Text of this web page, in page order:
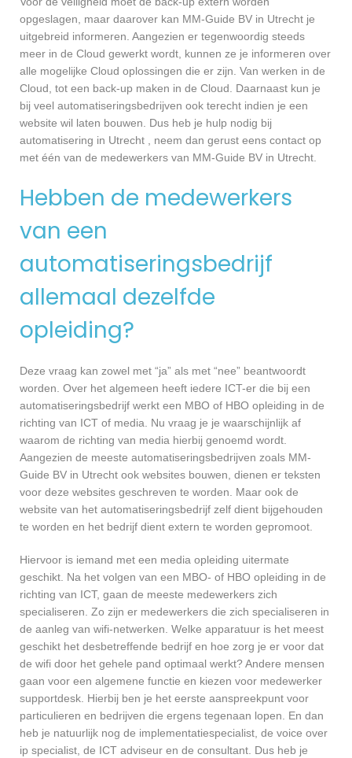
opgeslagen, maar daarover kan MM-Guide BV in Utrecht je
uitgebreid informeren. Aangezien er tegenwoordig steeds
meer in de Cloud gewerkt wordt, kunnen ze je informeren over
alle mogelijke Cloud oplossingen die er zijn. Van werken in de
Cloud, tot een back-up maken in de Cloud. Daarnaast kun je
bij veel automatiseringsbedrijven ook terecht indien je een
website wil laten bouwen. Dus heb je hulp nodig bij
automatisering in Utrecht , neem dan gerust eens contact op
met één van de medewerkers van MM-Guide BV in Utrecht.
Hebben de medewerkers
van een
automatiseringsbedrijf
allemaal dezelfde
opleiding?
Deze vraag kan zowel met “ja” als met “nee” beantwoordt
worden. Over het algemeen heeft iedere ICT-er die bij een
automatiseringsbedrijf werkt een MBO of HBO opleiding in de
richting van ICT of media. Nu vraag je je waarschijnlijk af
waarom de richting van media hierbij genoemd wordt.
Aangezien de meeste automatiseringsbedrijven zoals MM-
Guide BV in Utrecht ook websites bouwen, dienen er teksten
voor deze websites geschreven te worden. Maar ook de
website van het automatiseringsbedrijf zelf dient bijgehouden
te worden en het bedrijf dient extern te worden gepromoot.
Hiervoor is iemand met een media opleiding uitermate
geschikt. Na het volgen van een MBO- of HBO opleiding in de
richting van ICT, gaan de meeste medewerkers zich
specialiseren. Zo zijn er medewerkers die zich specialiseren in
de aanleg van wifi-netwerken. Welke apparatuur is het meest
geschikt het desbetreffende bedrijf en hoe zorg je er voor dat
de wifi door het gehele pand optimaal werkt? Andere mensen
gaan voor een algemene functie en kiezen voor medewerker
supportdesk. Hierbij ben je het eerste aanspreekpunt voor
particulieren en bedrijven die ergens tegenaan lopen. En dan
heb je natuurlijk nog de implementatiespecialist, de voice over
ip specialist, de ICT adviseur en de consultant. Dus heb je